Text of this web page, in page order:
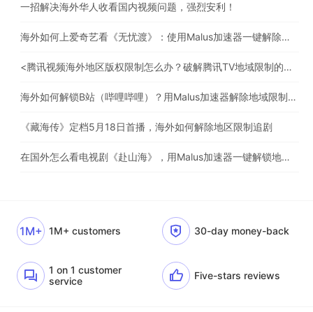
一招解决海外华人收看国内视频问题，强烈安利！
海外如何上爱奇艺看《无忧渡》：使用Malus加速器一键解除地域限制
<腾讯视频海外地区版权限制怎么办？破解腾讯TV地域限制的办法>
海外如何解锁B站（哔哩哔哩）？用Malus加速器解除地域限制，一键流畅追番
《藏海传》定档5月18日首播，海外如何解除地区限制追剧
在国外怎么看电视剧《赴山海》，用Malus加速器一键解锁地区限制
1M+ 1M+ customers 30-day money-back
1 on 1 customer
service
Five-stars reviews